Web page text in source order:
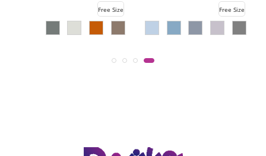
Free Size
Free Size